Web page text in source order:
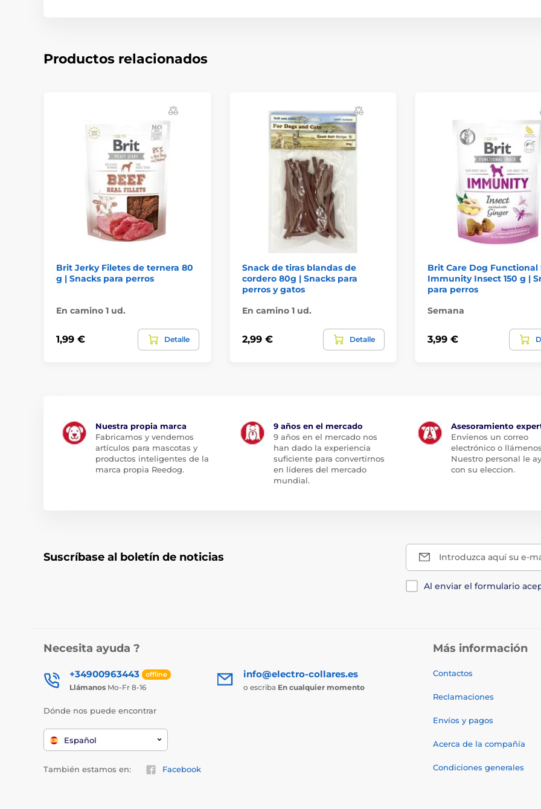
Productos relacionados
Brit Jerky Filetes de ternera 80
g | Snacks para perros
En camino 1 ud.
1,99 € Detalle
Snack de tiras blandas de
cordero 80g | Snacks para
perros y gatos
En camino 1 ud.
2,99 € Detalle
Brit Care Dog Functional
Immunity Insect 150 g |
para perros
Semana
3,99 €
Nuestra propia marca
Fabricamos y vendemos
artículos para mascotas y
productos inteligentes de la
marca propia Reedog.
9 años en el mercado
9 años en el mercado nos
han dado la experiencia
suficiente para convertirnos
en líderes del mercado
mundial.
Asesoramiento
Envíenos un correo
electrónico o
Nuestro personal le
con su eleccion.
Suscríbase al boletín de noticias Introduzca aquí su e-
Al enviar el formulario
Necesita ayuda ?
+34900963443 offline
Llámanos Mo-Fr 8-16
info@electro-collares.es
o escriba En cualquier momento
Dónde nos puede encontrar
Español
También estamos en: Facebook
Más información
Contactos
Reclamaciones
Envíos y pagos
Acerca de la compañía
Condiciones generales